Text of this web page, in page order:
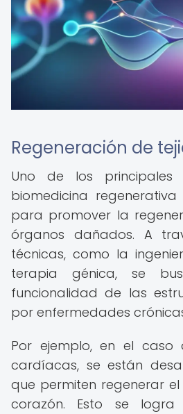
Regeneración de
Uno de los principales
biomedicina
para promover la
órganos dañados. A
técnicas, como la
terapia génica, se
funcionalidad de las
por enfermedades
Por ejemplo, en el caso
cardíacas, se están
que permiten regenerar
corazón. Esto se